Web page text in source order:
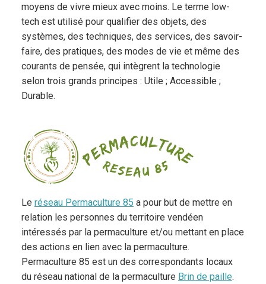
moyens de vivre mieux avec moins. Le terme low-
tech est utilisé pour qualifier des objets, des
systèmes, des techniques, des services, des savoir-
faire, des pratiques, des modes de vie et même des
courants de pensée, qui intègrent la technologie
selon trois grands principes : Utile ; Accessible ;
Durable.
Le réseau Permaculture 85 a pour but de mettre en
relation les personnes du territoire vendéen
intéressés par la permaculture et/ou mettant en place
des actions en lien avec la permaculture.
Permaculture 85 est un des correspondants locaux
du réseau national de la permaculture Brin de paille.